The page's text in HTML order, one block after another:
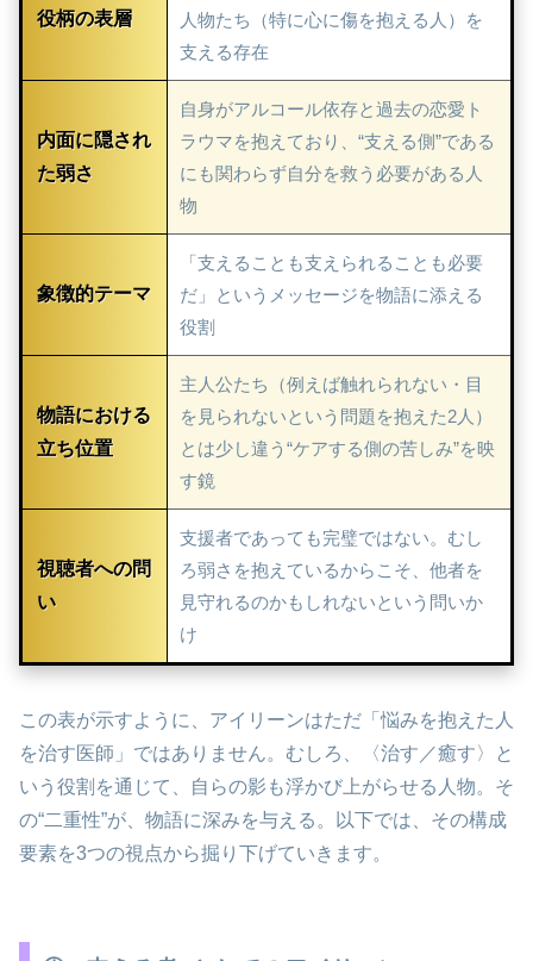
役柄の表層
人物たち（特に心に傷を抱える人）を
支える存在
内面に隠され
た弱さ
自身がアルコール依存と過去の恋愛ト
ラウマを抱えており、“支える側”である
にも関わらず自分を救う必要がある人
物
象徴的テーマ
「支えることも支えられることも必要
だ」というメッセージを物語に添える
役割
物語における
立ち位置
主人公たち（例えば触れられない・目
を見られないという問題を抱えた2人）
とは少し違う“ケアする側の苦しみ”を映
す鏡
視聴者への問
い
支援者であっても完璧ではない。むし
ろ弱さを抱えているからこそ、他者を
見守れるのかもしれないという問いか
け
この表が示すように、アイリーンはただ「悩みを抱えた人
を治す医師」ではありません。むしろ、〈治す／癒す〉と
いう役割を通じて、自らの影も浮かび上がらせる人物。そ
の“二重性”が、物語に深みを与える。以下では、その構成
要素を3つの視点から掘り下げていきます。